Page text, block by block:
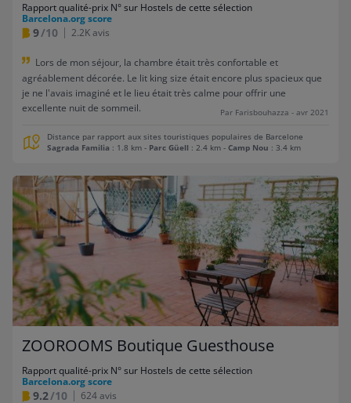
Rapport qualité-prix N° sur Hostels de cette sélection
Barcelona.org score
9/10 2.2K avis
Lors de mon séjour, la chambre était très confortable et
agréablement décorée. Le lit king size était encore plus spacieux que
je ne l'avais imaginé et le lieu était très calme pour offrir une
excellente nuit de sommeil.
Par Farisbouhazza - avr 2021
Distance par rapport aux sites touristiques populaires de Barcelone
Sagrada Familia : 1.8 km - Parc Güell : 2.4 km - Camp Nou : 3.4 km
ZOOROOMS Boutique Guesthouse
Rapport qualité-prix N° sur Hostels de cette sélection
Barcelona.org score
9.2/10 624 avis